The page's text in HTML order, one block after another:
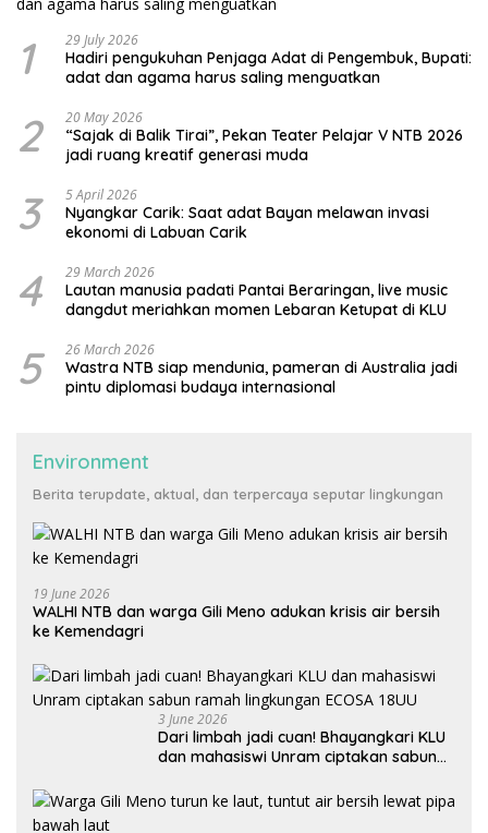
1 29 July 2026
Hadiri pengukuhan Penjaga Adat di Pengembuk, Bupati:
adat dan agama harus saling menguatkan
2 20 May 2026
“Sajak di Balik Tirai”, Pekan Teater Pelajar V NTB 2026
jadi ruang kreatif generasi muda
3 5 April 2026
Nyangkar Carik: Saat adat Bayan melawan invasi
ekonomi di Labuan Carik
4 29 March 2026
Lautan manusia padati Pantai Beraringan, live music
dangdut meriahkan momen Lebaran Ketupat di KLU
5 26 March 2026
Wastra NTB siap mendunia, pameran di Australia jadi
pintu diplomasi budaya internasional
Environment
Berita terupdate, aktual, dan terpercaya seputar lingkungan
19 June 2026
WALHI NTB dan warga Gili Meno adukan krisis air bersih
ke Kemendagri
3 June 2026
Dari limbah jadi cuan! Bhayangkari KLU
dan mahasiswi Unram ciptakan sabun